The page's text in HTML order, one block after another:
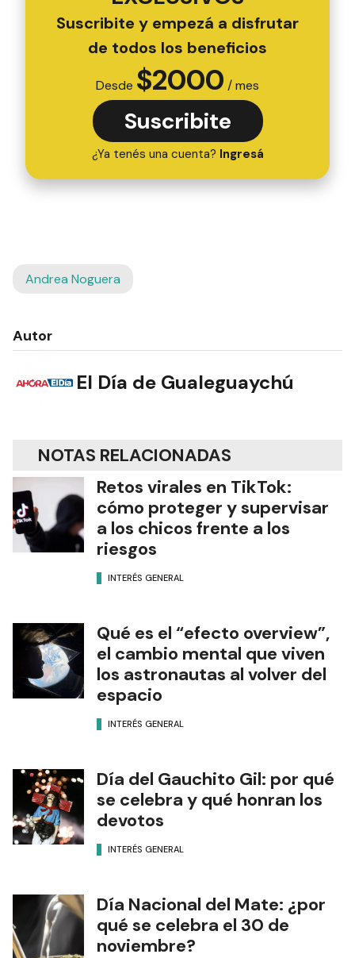
Suscribite y empezá a disfrutar
de todos los beneficios
Desde $2000 / mes
Suscribite
¿Ya tenés una cuenta? Ingresá
Andrea Noguera
Autor
El Día de Gualeguaychú
NOTAS RELACIONADAS
Retos virales en TikTok:
cómo proteger y supervisar
a los chicos frente a los
riesgos
INTERÉS GENERAL
Qué es el “efecto overview”,
el cambio mental que viven
los astronautas al volver del
espacio
INTERÉS GENERAL
Día del Gauchito Gil: por qué
se celebra y qué honran los
devotos
INTERÉS GENERAL
Día Nacional del Mate: ¿por
qué se celebra el 30 de
noviembre?